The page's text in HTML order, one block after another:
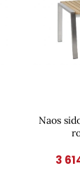
Naos
3